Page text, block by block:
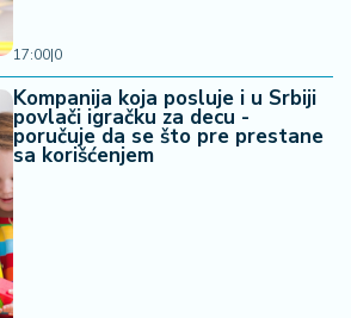
17:00|0
Kompanija koja posluje i u Srbiji
povlači igračku za decu -
poručuje da se što pre prestane
sa korišćenjem